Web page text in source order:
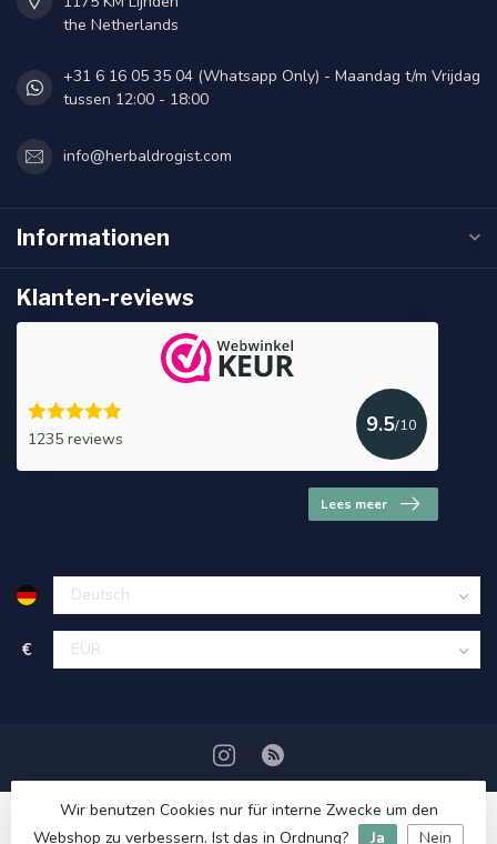
the Netherlands
+31 6 16 05 35 04 (Whatsapp Only) - Maandag t/m Vrijdag
tussen 12:00 - 18:00
info@herbaldrogist.com
Informationen
Klanten-reviews
1235 reviews
9.5/10
Lees meer
€
Wir benutzen Cookies nur für interne Zwecke um den
Webshop zu verbessern. Ist das in Ordnung?
Ja Nein